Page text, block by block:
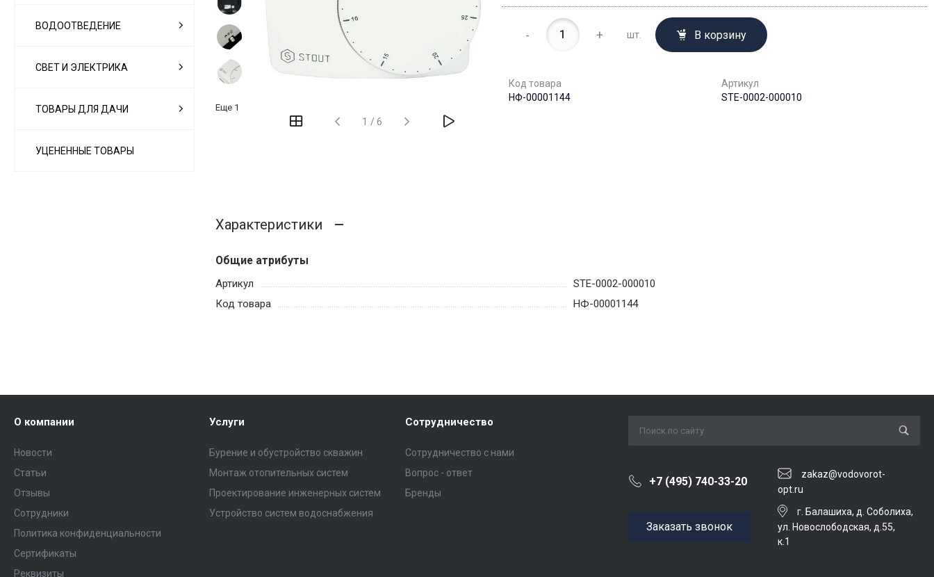
ВОДООТВЕДЕНИЕ
СВЕТ И ЭЛЕКТРИКА
ТОВАРЫ ДЛЯ ДАЧИ
УЦЕНЕННЫЕ ТОВАРЫ
Еще 1
1 / 6
- + шт. В корзину
Код товара
НФ-00001144
Артикул
STE-0002-000010
Характеристики
Общие атрибуты
Артикул
STE-0002-000010
Код товара
НФ-00001144
О компании
Новости
Статьи
Отзывы
Сотрудники
Политика конфиденциальности
Сертификаты
Реквизиты
Услуги
Бурение и обустройство скважин
Монтаж отопительных систем
Проектирование инженерных систем
Устройство систем водоснабжения
Сотрудничество
Сотрудничество с нами
Вопрос - ответ
Бренды
+7 (495) 740-33-20
zakaz@vodovorot-
opt.ru
Заказать звонок
г. Балашиха, д. Соболиха,
ул. Новослободская, д.55,
к.1